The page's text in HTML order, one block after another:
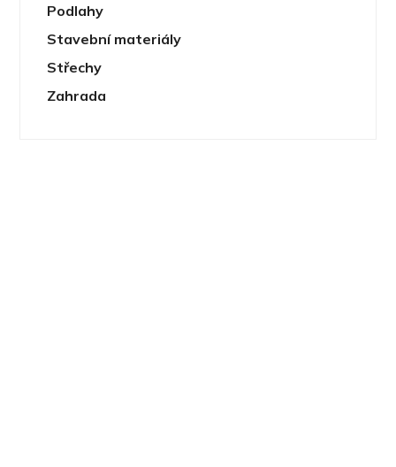
Podlahy
Stavební materiály
Střechy
Zahrada